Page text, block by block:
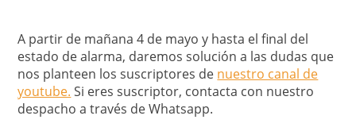
A partir de mañana 4 de mayo y hasta el final del
estado de alarma, daremos solución a las dudas que
nos planteen los suscriptores de nuestro canal de
youtube. Si eres suscriptor, contacta con nuestro
despacho a través de Whatsapp.